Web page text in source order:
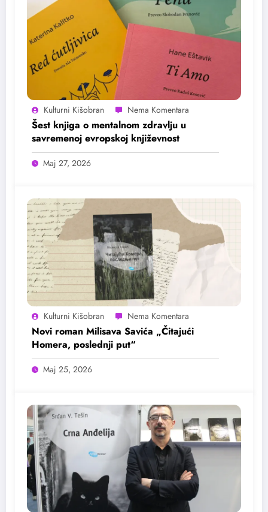
Kulturni Kišobran
Šest knjiga o mentalnom zdravlju u
savremenoj evropskoj književnost
Maj 27, 2026
Kulturni Kišobran
Novi roman Milisava Savića „Čitajući
Homera, poslednji put“
Maj 25, 2026